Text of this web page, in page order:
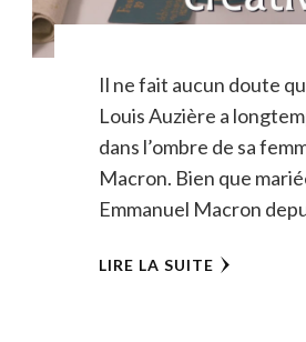
Il ne fait aucun doute
Louis Auzière a
dans l’ombre de sa
Macron. Bien que
Emmanuel Macron
LIRE LA SUITE